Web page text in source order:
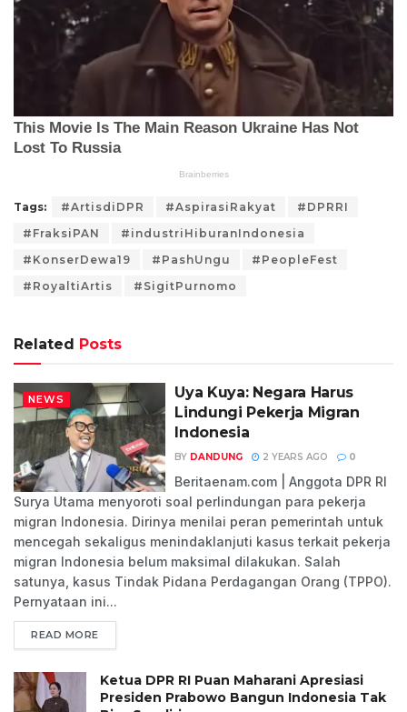
Tags: #ArtisdiDPR #AspirasiRakyat
#DPRRI
#FraksiPAN
#industriHiburanIndonesia
#KonserDewa19
#PashUngu
#PeopleFest
#RoyaltiArtis
#SigitPurnomo
Related Posts
NEWS
Uya Kuya: Negara Harus
Lindungi Pekerja Migran
Indonesia
BY DANDUNG 2 YEARS AGO 0
Beritaenam.com | Anggota DPR RI
Surya Utama menyoroti soal perlindungan para pekerja
migran Indonesia. Dirinya menilai peran pemerintah untuk
mencegah sekaligus menindaklanjuti kasus terkait pekerja
migran Indonesia belum maksimal dilakukan. Salah
satunya, kasus Tindak Pidana Perdagangan Orang (TPPO).
Pernyataan ini...
READ MORE
Ketua DPR RI Puan Maharani Apresiasi
Presiden Prabowo Bangun Indonesia Tak